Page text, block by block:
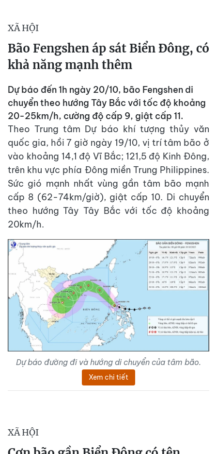
XÃ HỘI
Bão Fengshen áp sát Biển Đông, có
khả năng mạnh thêm
Dự báo đến 1h ngày 20/10, bão Fengshen di
chuyển theo hướng Tây Bắc với tốc độ khoảng
20-25km/h, cường độ cấp 9, giật cấp 11.
Theo Trung tâm Dự báo khí tượng thủy văn
quốc gia, hồi 7 giờ ngày 19/10, vị trí tâm bão ở
vào khoảng 14,1 độ Vĩ Bắc; 121,5 độ Kinh Đông,
trên khu vực phía Đông miền Trung Philippines.
Sức gió mạnh nhất vùng gần tâm bão mạnh
cấp 8 (62-74km/giờ), giật cấp 10. Di chuyển
theo hướng Tây Tây Bắc với tốc độ khoảng
20km/h.
Dự báo đường đi và hướng di chuyển của tâm bão.
Xem chi tiết
XÃ HỘI